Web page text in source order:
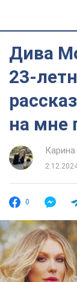
Дива
23-
на мне
0